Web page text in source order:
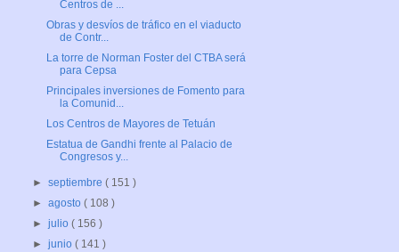
Centros de ...
Obras y desvíos de tráfico en el viaducto
de Contr...
La torre de Norman Foster del CTBA será
para Cepsa
Principales inversiones de Fomento para
la Comunid...
Los Centros de Mayores de Tetuán
Estatua de Gandhi frente al Palacio de
Congresos y...
►septiembre( 151 )
►agosto( 108 )
►julio( 156 )
►junio( 141 )